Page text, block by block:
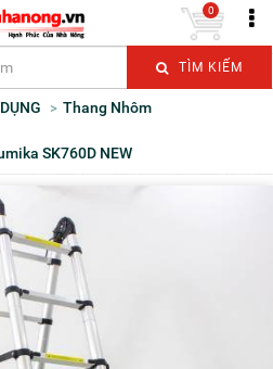
TÌM KIẾM
0
Thang Nhôm
SK760D NEW